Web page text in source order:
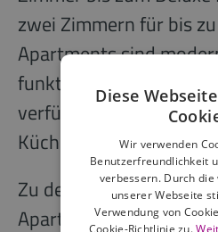
zwei Zimmern für bis
Apartments sind
funktional eingerichtet.
verfügen sie über eine
Küche sowie eine
Zu den
Apartments
Diese
Wir verwenden
Benutzerfreundlichkeit
verbessern. Durch
unserer Webseite
Verwendung von
Cookie-Richtlinie zu.